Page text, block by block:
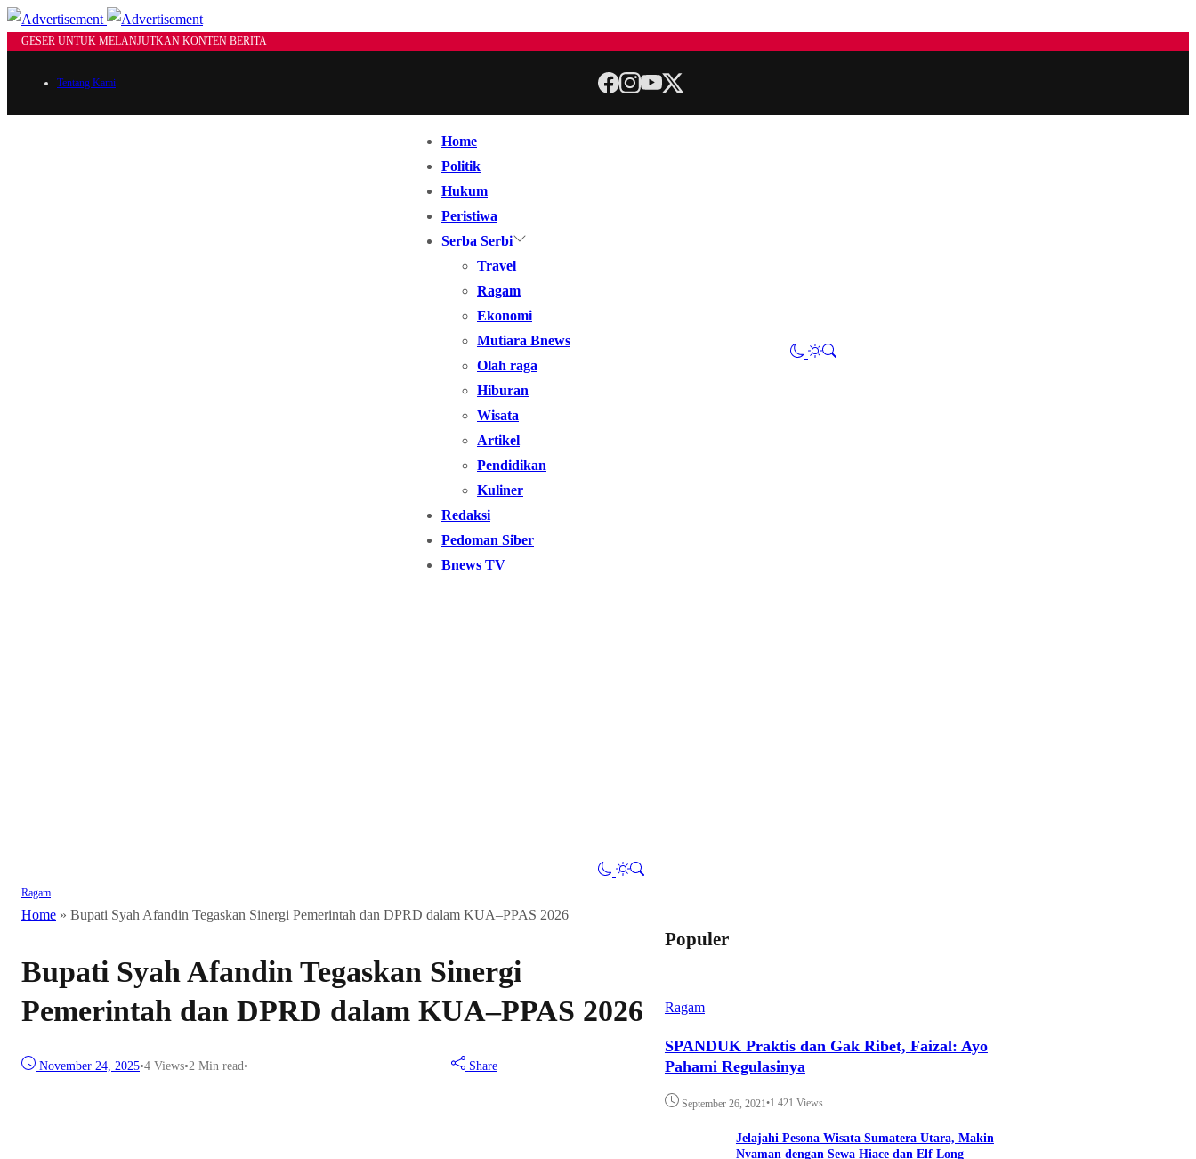
GESER UNTUK MELANJUTKAN KONTEN BERITA
Tentang Kami
Home
Politik
Hukum
Peristiwa
Serba Serbi
Travel
Ragam
Ekonomi
Mutiara Bnews
Olah raga
Hiburan
Wisata
Artikel
Pendidikan
Kuliner
Redaksi
Pedoman Siber
Bnews TV
Ragam
Home » Bupati Syah Afandin Tegaskan Sinergi Pemerintah dan DPRD dalam KUA–PPAS 2026
Bupati Syah Afandin Tegaskan Sinergi
Pemerintah dan DPRD dalam KUA–PPAS 2026
November 24, 2025•4 Views•2 Min read• Share
Populer
Ragam
SPANDUK Praktis dan Gak Ribet, Faizal: Ayo
Pahami Regulasinya
September 26, 2021•1.421 Views
Jelajahi Pesona Wisata Sumatera Utara, Makin
Nyaman dengan Sewa Hiace dan Elf Long